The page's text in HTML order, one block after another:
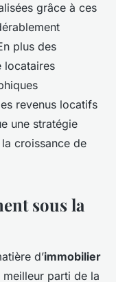
grâce à ces
plus des
locataires
revenus locatifs
une stratégie
croissance de
sous la
d’immobilier
parti de la